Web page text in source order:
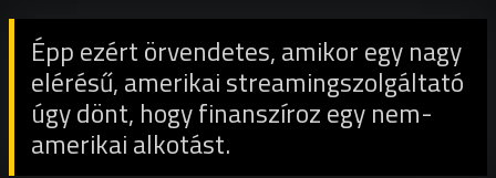
Épp ezért örvendetes, amikor egy nagy
elérésű, amerikai streamingszolgáltató
úgy dönt, hogy finanszíroz egy nem-
amerikai alkotást.